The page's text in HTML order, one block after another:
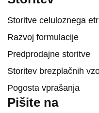
Storitve celuloznega
Razvoj formulacije
Predprodajne storitve
Storitev brezplačnih
Pogosta vprašanja
Pišite na